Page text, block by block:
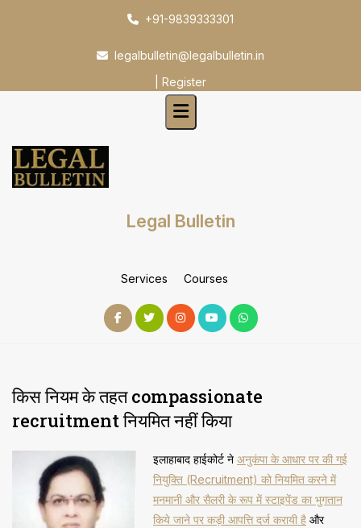
+91-9839333301
legalbulletin@legalbulletin.in
Register
Legal Bulletin
Services Courses
किस नियम के तहत compassionate
recruitment नियमित नहीं किया
इलाहाबाद हाईकोर्ट ने अनुकंपा के आधार पर की गई
नियुक्ति (Recruitment) को नियमित करने में
मनमानी और सैलरी के रूप में स्टाइपेंड का भुगतान
किये जाने पर कड़ी आपत्ति दर्ज करायी है और